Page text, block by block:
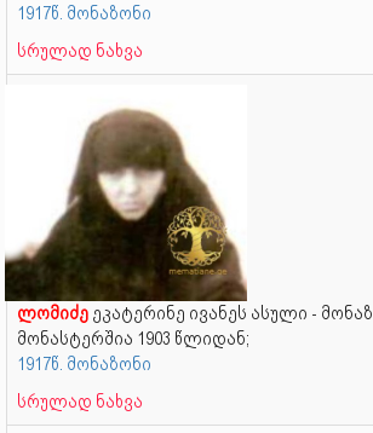
1917წ. მონაზონი
სრულად ნახვა
ლომიძე ეკატერინე ივანეს ასული -
მონასტერშია 1903 წლიდან;
1917წ. მონაზონი
სრულად ნახვა